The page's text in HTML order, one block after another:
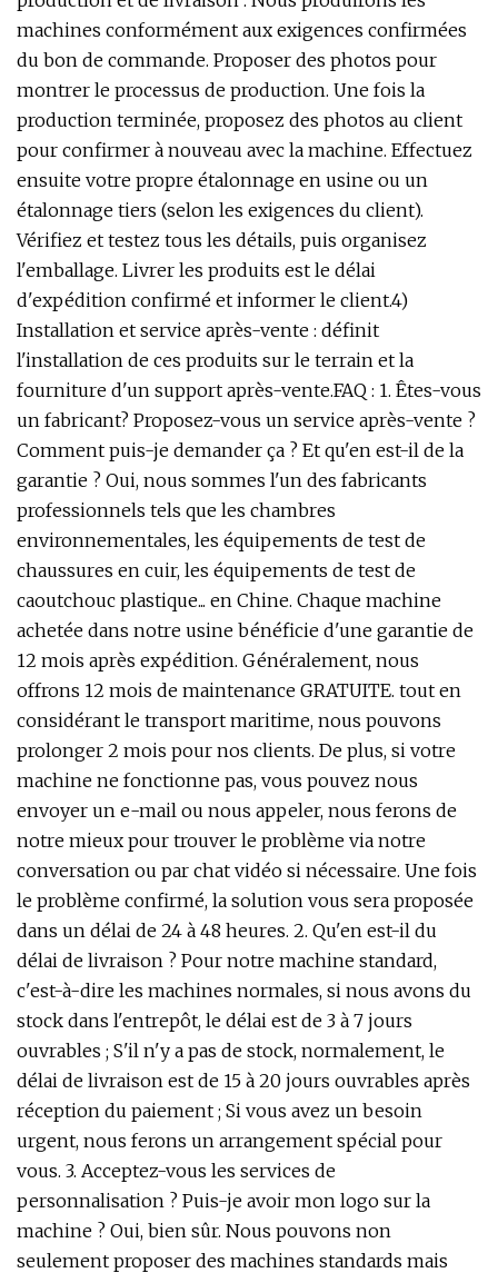
machines conformément aux exigences confirmées
du bon de commande. Proposer des photos pour
montrer le processus de production. Une fois la
production terminée, proposez des photos au client
pour confirmer à nouveau avec la machine. Effectuez
ensuite votre propre étalonnage en usine ou un
étalonnage tiers (selon les exigences du client).
Vérifiez et testez tous les détails, puis organisez
l'emballage. Livrer les produits est le délai
d'expédition confirmé et informer le client.4)
Installation et service après-vente : définit
l'installation de ces produits sur le terrain et la
fourniture d'un support après-vente.FAQ : 1. Êtes-vous
un fabricant? Proposez-vous un service après-vente ?
Comment puis-je demander ça ? Et qu'en est-il de la
garantie ? Oui, nous sommes l'un des fabricants
professionnels tels que les chambres
environnementales, les équipements de test de
chaussures en cuir, les équipements de test de
caoutchouc plastique... en Chine. Chaque machine
achetée dans notre usine bénéficie d'une garantie de
12 mois après expédition. Généralement, nous
offrons 12 mois de maintenance GRATUITE. tout en
considérant le transport maritime, nous pouvons
prolonger 2 mois pour nos clients. De plus, si votre
machine ne fonctionne pas, vous pouvez nous
envoyer un e-mail ou nous appeler, nous ferons de
notre mieux pour trouver le problème via notre
conversation ou par chat vidéo si nécessaire. Une fois
le problème confirmé, la solution vous sera proposée
dans un délai de 24 à 48 heures. 2. Qu'en est-il du
délai de livraison ? Pour notre machine standard,
c'est-à-dire les machines normales, si nous avons du
stock dans l'entrepôt, le délai est de 3 à 7 jours
ouvrables ; S'il n'y a pas de stock, normalement, le
délai de livraison est de 15 à 20 jours ouvrables après
réception du paiement ; Si vous avez un besoin
urgent, nous ferons un arrangement spécial pour
vous. 3. Acceptez-vous les services de
personnalisation ? Puis-je avoir mon logo sur la
machine ? Oui, bien sûr. Nous pouvons non
seulement proposer des machines standards mais